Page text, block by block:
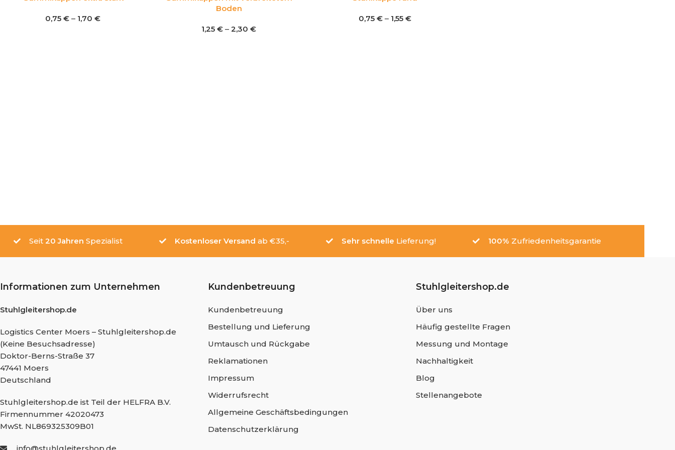
0,75€ – 1,70€
Boden
1,25€ –2,30€
0,75 € – 1,55 €
Seit 20 Jahren Spezialist Kostenloser Versand ab €35,- Sehr schnelle Lieferung! 100% Zufriedenheitsgarantie
Informationen zum Unternehmen
Stuhlgleitershop.de
Logistics Center Moers – Stuhlgleitershop.de
(Keine Besuchsadresse)
Doktor-Berns-Straße 37
47441 Moers
Deutschland
Stuhlgleitershop.de ist Teil der HELFRA B.V.
Firmennummer 42020473
MwSt. NL869325309B01
info@stuhlgleitershop.de
Kundenbetreuung
Kundenbetreuung
Bestellung und Lieferung
Umtausch und Rückgabe
Reklamationen
Impressum
Widerrufsrecht
Allgemeine Geschäftsbedingungen
Datenschutzerklärung
Stuhlgleitershop.de
Über uns
Häufig gestellte Fragen
Messung und Montage
Nachhaltigkeit
Blog
Stellenangebote